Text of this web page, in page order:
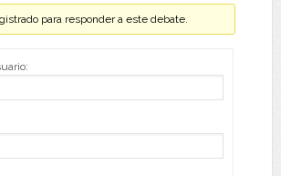
para responder a este debate.